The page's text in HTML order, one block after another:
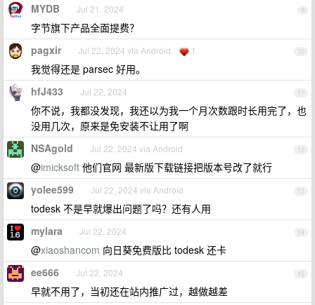
9
MYDB Jul 21, 2024
字节旗下产品全面提费？
10
pagxir Jul 22, 2024 via Android 1
我觉得还是 parsec 好用。
11
hfJ433 Jul 22, 2024
你不说，我都没发现，我还以为我一个月次数跟时长用完了，也
没用几次，原来是免安装不让用了啊
12
NSAgold Jul 22, 2024 via Android
@imicksoft 他们官网 最新版下载链接把版本号改了就行
13
yolee599 Jul 22, 2024 via Android
todesk 不是早就爆出问题了吗？还有人用
14
mylara Jul 22, 2024
@xiaoshancom 向日葵免费版比 todesk 还卡
15
ee666 Jul 22, 2024
早就不用了，当初还在站内推广过，越做越差